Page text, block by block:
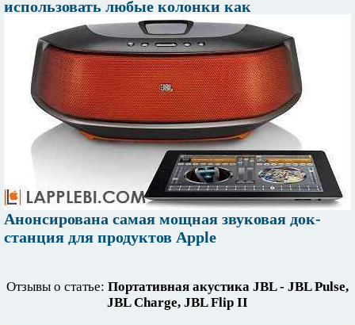
использовать любые колонки как
беспроводные
Анонсирована самая мощная звуковая док-
станция для продуктов Apple
Отзывы о статье: Портативная акустика JBL - JBL Pulse,
JBL Charge, JBL Flip II